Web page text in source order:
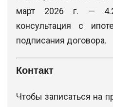
март 2026 г. —
консультация с
подписания договора.
Контакт
Чтобы записаться на